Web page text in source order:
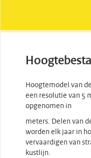
Hoogtemodel van
een resolutie van 5
opgenomen in
meters. Delen van
worden elk jaar in
vervaardigen van
kustlijn.